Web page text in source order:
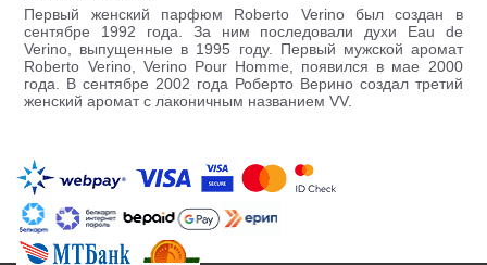
Первый женский парфюм Roberto Verino был создан в
сентябре 1992 года. За ним последовали духи Eau de
Verino, выпущенные в 1995 году. Первый мужской аромат
Roberto Verino, Verino Pour Homme, появился в мае 2000
года. В сентябре 2002 года Роберто Верино создал третий
женский аромат с лаконичным названием VV.